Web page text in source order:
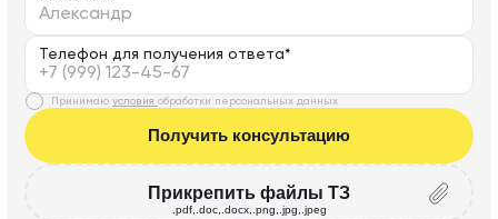
Телефон для получения ответа*
Принимаю условия обработки персональных данных
Получить консультацию
Прикрепить файлы ТЗ
.pdf,.doc,.docx,.png,.jpg,.jpeg